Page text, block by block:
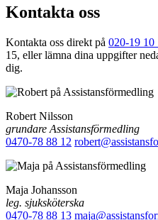
Kontakta oss
Kontakta oss direkt på 020-19 10
15, eller lämna dina uppgifter
dig.
Robert Nilsson
grundare Assistansförmedling
0470-78 88 12
Maja Johansson
leg. sjuksköterska
0470-78 88 13